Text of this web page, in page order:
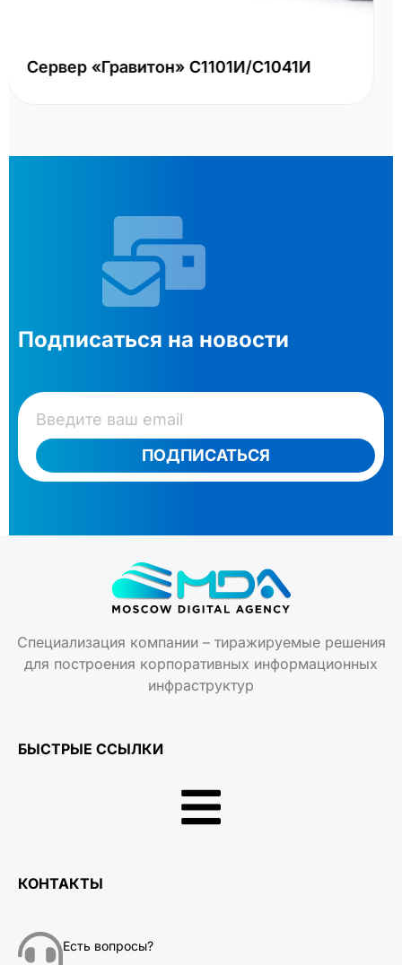
Подписаться на новости
Специализация компании – тиражируемые решения
для построения корпоративных информационных
инфраструктур
БЫСТРЫЕ ССЫЛКИ